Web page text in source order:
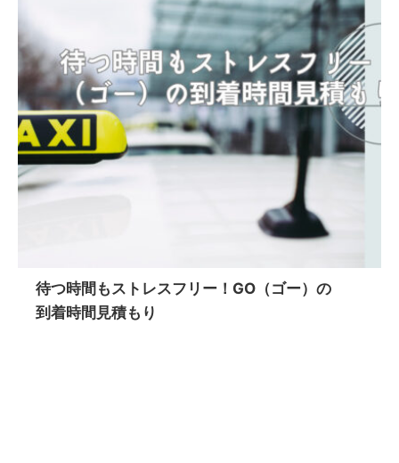
待つ時間もストレスフリー！GO（ゴー）の
到着時間見積もり